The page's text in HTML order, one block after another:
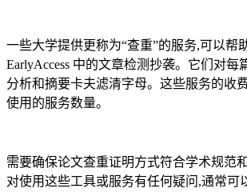
一些大学提供更称为“查重”的服务,可以帮
EarlyAccess 中的文章检测抄袭。它们对每
分析和摘要卡夫滤清字母。这些服务的收
使用的服务数量。
需要确保论文查重证明方式符合学术规范
对使用这些工具或服务有任何疑问,通常可